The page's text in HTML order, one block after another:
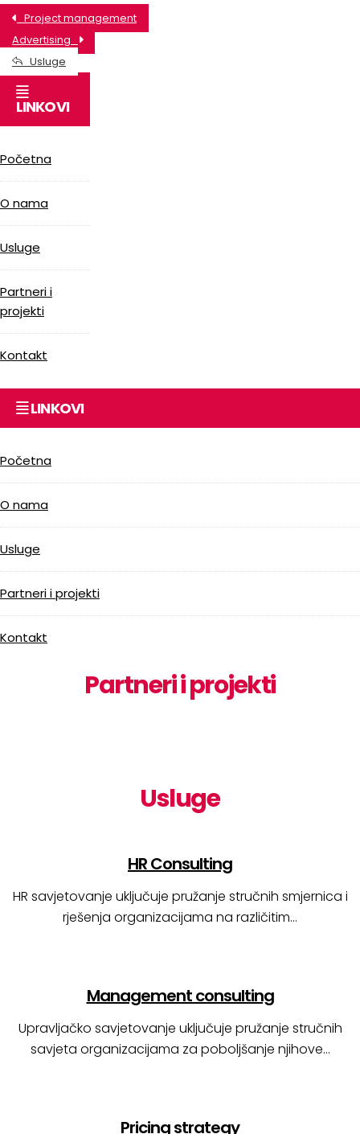
Project management
Advertising
Usluge
LINKOVI
Početna
O nama
Usluge
Partneri i
projekti
Kontakt
LINKOVI
Početna
O nama
Usluge
Partneri i projekti
Kontakt
Partneri i projekti
Usluge
HR Consulting
HR savjetovanje uključuje pružanje stručnih smjernica i
rješenja organizacijama na različitim…
Management consulting
Upravljačko savjetovanje uključuje pružanje stručnih
savjeta organizacijama za poboljšanje njihove…
Pricing strategy